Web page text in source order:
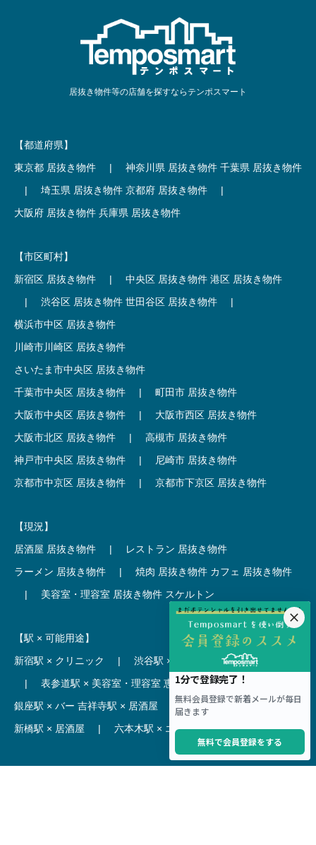
居抜き物件等の店舗を探すならテンポスマート
【都道府県】
東京都 居抜き物件
| 神奈川県 居抜き物件 千葉県 居抜き物件
|
埼玉県 居抜き物件 京都府 居抜き物件
|
大阪府 居抜き物件 兵庫県 居抜き物件
【市区町村】
新宿区 居抜き物件
| 中央区 居抜き物件 港区 居抜き物件
|
渋谷区 居抜き物件 世田谷区 居抜き物件
|
横浜市中区 居抜き物件
川崎市川崎区 居抜き物件
さいたま市中央区 居抜き物件
千葉市中央区 居抜き物件
|
町田市 居抜き物件
大阪市中央区 居抜き物件
|
大阪市西区 居抜き物件
大阪市北区 居抜き物件
|
高槻市 居抜き物件
神戸市中央区 居抜き物件
|
尼崎市 居抜き物件
京都市中京区 居抜き物件
| 京都市下京区 居抜き物件
【現況】
居酒屋 居抜き物件
|
レストラン 居抜き物件
ラーメン 居抜き物件
| 焼肉 居抜き物件 カフェ 居抜き物件
|
美容室・理容室 居抜き物件 スケルトン
【駅 × 可能用途】
新宿駅 × クリニック
| 渋谷駅 × カフェ
池袋駅 × ラーメン
|
表参道駅 × 美容室・理容室 恵比寿駅 × レストラン
銀座駅 × バー 吉祥寺駅 × 居酒屋
麻布十番駅 × レストラン
新橋駅 × 居酒屋
| 六本木駅 × エステ・マッサージ・サロン